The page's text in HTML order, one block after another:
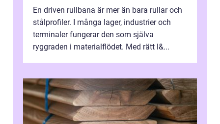
En driven rullbana är mer än bara rullar och
stålprofiler. I många lager, industrier och
terminaler fungerar den som själva
ryggraden i materialflödet. Med rätt l&...